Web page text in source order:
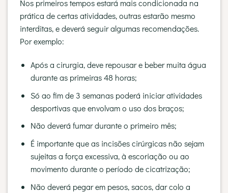
Nos primeiros tempos estará mais condicionada na
prática de certas atividades, outras estarão mesmo
interditas, e deverá seguir algumas recomendações.
Por exemplo:
Após a cirurgia, deve repousar e beber muita água
durante as primeiras 48 horas;
Só ao fim de 3 semanas poderá iniciar atividades
desportivas que envolvam o uso dos braços;
Não deverá fumar durante o primeiro mês;
É importante que as incisões cirúrgicas não sejam
sujeitas a força excessiva, à escoriação ou ao
movimento durante o período de cicatrização;
Não deverá pegar em pesos, sacos, dar colo a